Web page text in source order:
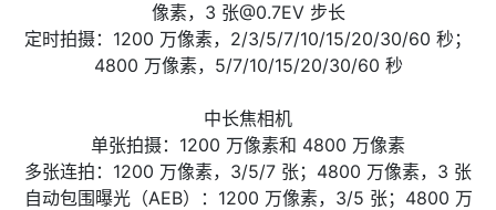
像素，3 张@0.7EV 步长
定时拍摄：1200 万像素，2/3/5/7/10/15/20/30/60 秒；
4800 万像素，5/7/10/15/20/30/60 秒
中长焦相机
单张拍摄：1200 万像素和 4800 万像素
多张连拍：1200 万像素，3/5/7 张；4800 万像素，3 张
自动包围曝光（AEB）：1200 万像素，3/5 张；4800 万